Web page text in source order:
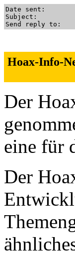
Date sent:
Subject:
Send reply to:
Hoax-Info-
Der
eine für
Der